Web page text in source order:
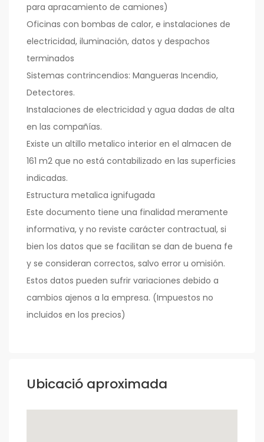
para apracamiento de camiones)
Oficinas con bombas de calor, e instalaciones de
electricidad, iluminación, datos y despachos
terminados
Sistemas contrincendios: Mangueras Incendio,
Detectores.
Instalaciones de electricidad y agua dadas de alta
en las compañías.
Existe un altillo metalico interior en el almacen de
161 m2 que no está contabilizado en las superficies
indicadas.
Estructura metalica ignifugada
Este documento tiene una finalidad meramente
informativa, y no reviste carácter contractual, si
bien los datos que se facilitan se dan de buena fe
y se consideran correctos, salvo error u omisión.
Estos datos pueden sufrir variaciones debido a
cambios ajenos a la empresa. (Impuestos no
incluidos en los precios)
Ubicació aproximada